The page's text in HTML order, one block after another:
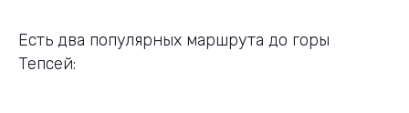
Есть два популярных маршрута до горы
Тепсей: